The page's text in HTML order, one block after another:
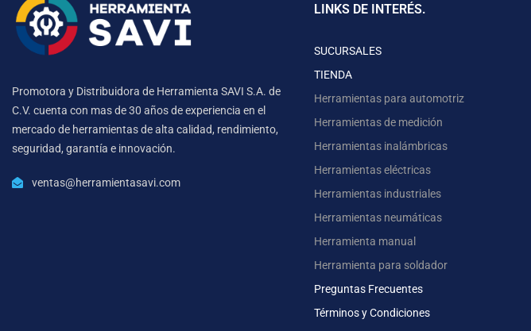
Promotora y Distribuidora de Herramienta SAVI S.A. de
C.V. cuenta con mas de 30 años de experiencia en el
mercado de herramientas de alta calidad, rendimiento,
seguridad, garantía e innovación.
ventas@herramientasavi.com
LINKS DE INTERÉS.
SUCURSALES
TIENDA
Herramientas para automotriz
Herramientas de medición
Herramientas inalámbricas
Herramientas eléctricas
Herramientas industriales
Herramientas neumáticas
Herramienta manual
Herramienta para soldador
Preguntas Frecuentes
Términos y Condiciones